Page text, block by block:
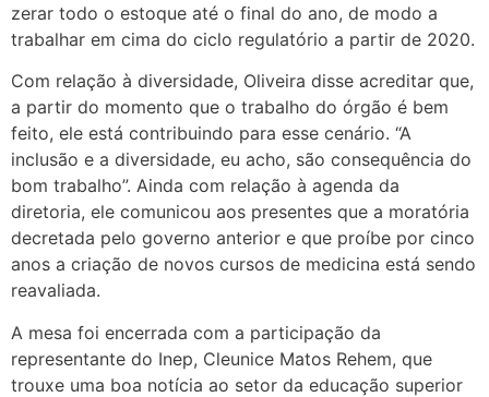
zerar todo o estoque até o final do ano, de modo a
trabalhar em cima do ciclo regulatório a partir de 2020.
Com relação à diversidade, Oliveira disse acreditar que,
a partir do momento que o trabalho do órgão é bem
feito, ele está contribuindo para esse cenário. “A
inclusão e a diversidade, eu acho, são consequência do
bom trabalho”. Ainda com relação à agenda da
diretoria, ele comunicou aos presentes que a moratória
decretada pelo governo anterior e que proíbe por cinco
anos a criação de novos cursos de medicina está sendo
reavaliada.
A mesa foi encerrada com a participação da
representante do Inep, Cleunice Matos Rehem, que
trouxe uma boa notícia ao setor da educação superior